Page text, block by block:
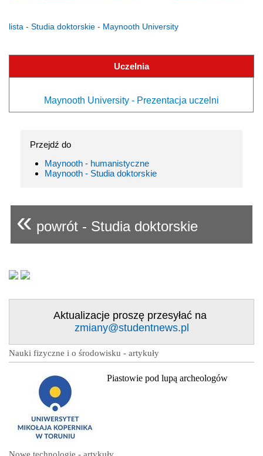
lista - Studia doktorskie - Maynooth University
Uczelnia
Maynooth University - Prezentacja uczelni
Przejdź do
Maynooth - humanistyczne
Maynooth - Studia doktorskie
« powrót - Studia doktorskie
Aktualizacje proszę przesyłać na
zmiany@studentnews.pl
Nauki fizyczne i o środowisku - artykuły
Piastowie pod lupą archeologów
Nowe technologie - artykuły